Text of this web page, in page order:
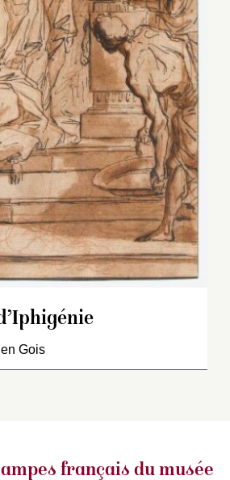
Gois
français du musée